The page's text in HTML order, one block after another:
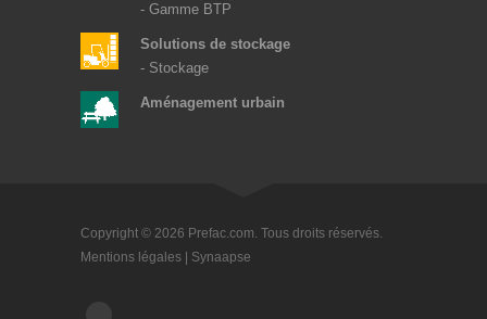
Gamme BTP
Solutions de stockage
Stockage
Aménagement urbain
Copyright © 2026 Prefac.com. Tous droits réservés.
Mentions légales
Synaapse